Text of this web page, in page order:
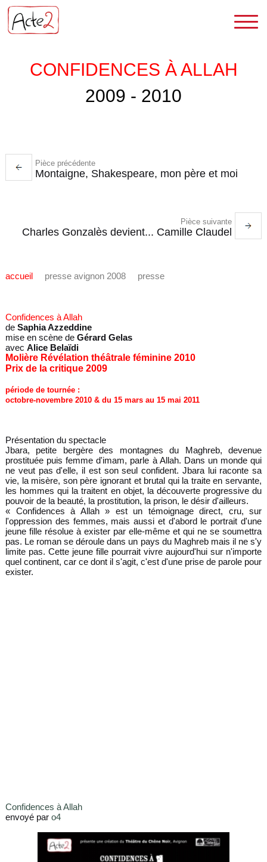
CONFIDENCES À ALLAH
2009 - 2010
Pièce précédente
Montaigne, Shakespeare, mon père et moi
Pièce suivante
Charles Gonzalès devient... Camille Claudel
accueil presse avignon 2008 presse
Confidences à Allah
de Saphia Azzeddine
mise en scène de Gérard Gelas
avec Alice Belaïdi
Molière Révélation théâtrale féminine 2010
Prix de la critique 2009
période de tournée :
octobre-novembre 2010 & du 15 mars au 15 mai 2011
Présentation du spectacle
Jbara, petite bergère des montagnes du Maghreb, devenue
prostituée puis femme d'imam, parle à Allah. Dans un monde qui
ne veut pas d'elle, il est son seul confident. Jbara lui raconte sa
vie, la misère, son père ignorant et brutal qui la traite en servante,
les hommes qui la traitent en objet, la découverte progressive du
pouvoir de la beauté, la prostitution, la prison, le désir d'ailleurs.
« Confidences à Allah » est un témoignage direct, cru, sur
l'oppression des femmes, mais aussi et d'abord le portrait d'une
jeune fille résolue à exister par elle-même et qui ne se soumettra
pas. Le roman se déroule dans un pays du Maghreb mais il ne s'y
limite pas. Cette jeune fille pourrait vivre aujourd'hui sur n'importe
quel continent, car ce dont il s'agit, c'est d'une prise de parole pour
exister.
Confidences à Allah
envoyé par o4